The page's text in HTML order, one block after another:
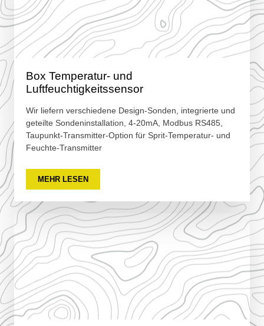
Box Temperatur- und
Luftfeuchtigkeitssensor
Wir liefern verschiedene Design-Sonden, integrierte und
geteilte Sondeninstallation, 4-20mA, Modbus RS485,
Taupunkt-Transmitter-Option für Sprit-Temperatur- und
Feuchte-Transmitter
MEHR LESEN